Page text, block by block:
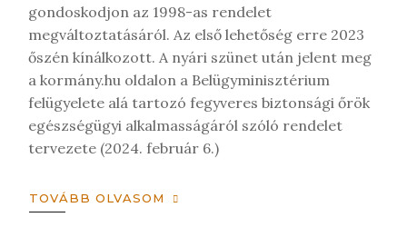
gondoskodjon az 1998-as rendelet
megváltoztatásáról. Az első lehetőség erre 2023
őszén kínálkozott. A nyári szünet után jelent meg
a kormány.hu oldalon a Belügyminisztérium
felügyelete alá tartozó fegyveres biztonsági őrök
egészségügyi alkalmasságáról szóló rendelet
tervezete (2024. február 6.)
TOVÁBB OLVASOM